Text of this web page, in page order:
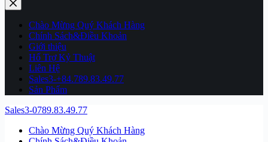
Chào Mừng Quý Khách Hàng
Chính Sách&Điều Khoản
Giới thiệu
Hổ Trợ Kỷ Thuật
Liên Hệ
Sales3-+84.789.83.49.77
Sản Phẩm
Sales3-0789.83.49.77
Chào Mừng Quý Khách Hàng